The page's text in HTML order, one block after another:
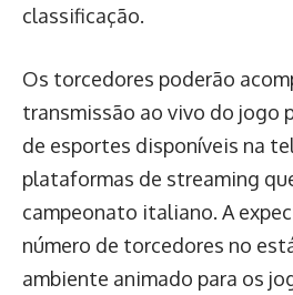
classificação.
Os torcedores poderão
transmissão ao vivo do jogo
de esportes disponíveis na
plataformas de streaming
campeonato italiano. A
número de torcedores no
ambiente animado para os